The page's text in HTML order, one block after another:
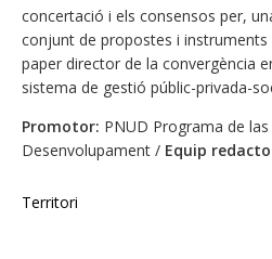
concertació i els consensos per,
conjunt de propostes i
paper director de la convergència
sistema de gestió públic-privada-
Promotor: PNUD Programa de
Desenvolupament / Equip
Territori